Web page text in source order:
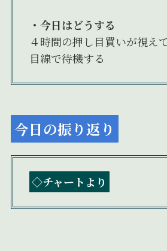
・今日はどうする
４時間の押し目買いが視え
目線で待機する
今日の振り返り
◇チャートより